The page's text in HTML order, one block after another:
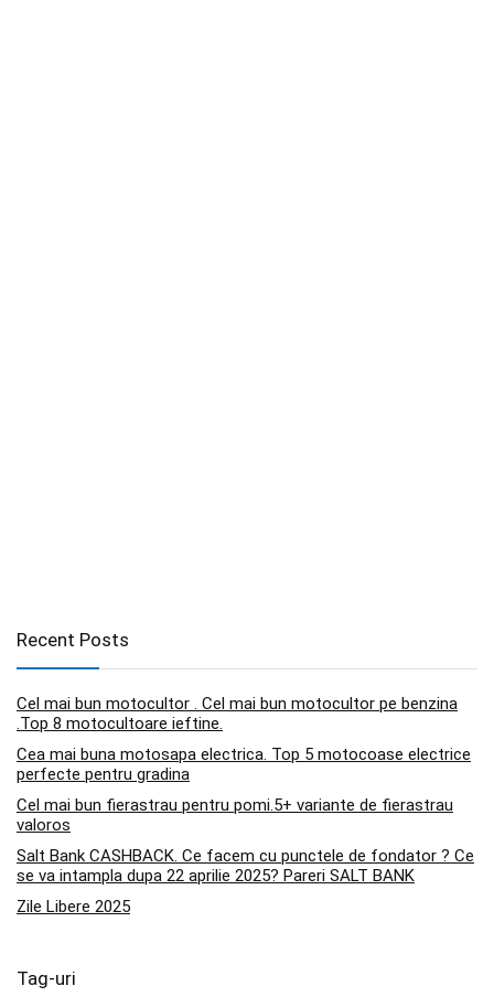
Recent Posts
Cel mai bun motocultor . Cel mai bun motocultor pe benzina
.Top 8 motocultoare ieftine.
Cea mai buna motosapa electrica. Top 5 motocoase electrice
perfecte pentru gradina
Cel mai bun fierastrau pentru pomi.5+ variante de fierastrau
valoros
Salt Bank CASHBACK. Ce facem cu punctele de fondator ? Ce
se va intampla dupa 22 aprilie 2025? Pareri SALT BANK
Zile Libere 2025
Tag-uri